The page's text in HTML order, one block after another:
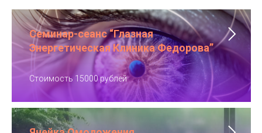
Семинар-сеанс “Глазная
Энергетическая Клиника Федорова”
Стоимость 15000 рублей